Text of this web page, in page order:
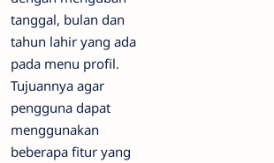
tanggal, bulan dan
tahun lahir yang ada
pada menu profil.
Tujuannya agar
pengguna dapat
menggunakan
beberapa fitur yang